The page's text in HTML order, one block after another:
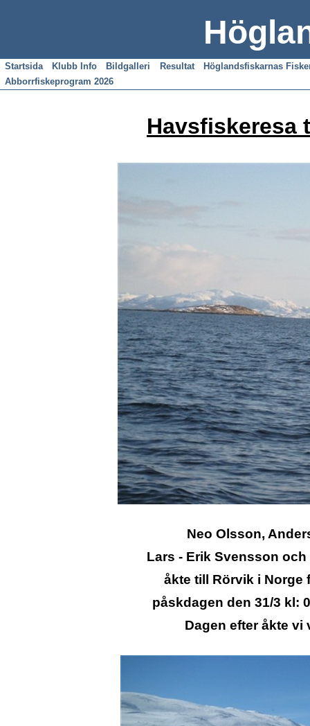
Startsida Klubb Info Bildgalleri Resultat
Höglandsfiskarnas
Abborrfiskeprogram 2026
Havsfiskeresa
Neo Olsson,
Lars - Erik Svensson
åkte till Rörvik i Norge
påskdagen den 31/3 kl:
Dagen efter åkte vi